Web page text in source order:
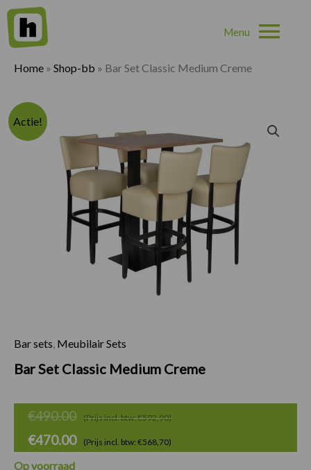
Home » Shop-bb » Bar Set Classic Medium Creme
Actie!
Bar sets Meubilair Sets
Bar Set Classic Medium Creme
€490.00 (Prijs incl. btw: €592,90)
prijs
€490.00.
€470.00 (Prijs incl. btw: €568,70)
prijs
€470.00.
Op voorraad